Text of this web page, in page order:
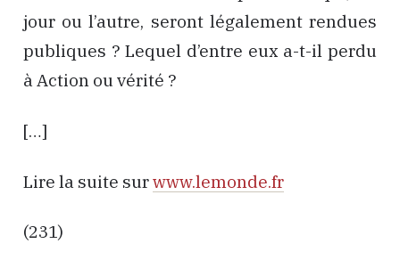
jour ou l’autre, seront légalement rendues
publiques ? Lequel d’entre eux a-t-il perdu
à Action ou vérité ?
[…]
Lire la suite surwww.lemonde.fr
(231)